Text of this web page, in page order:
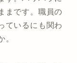
まです。職員の
ているにも関わ
。